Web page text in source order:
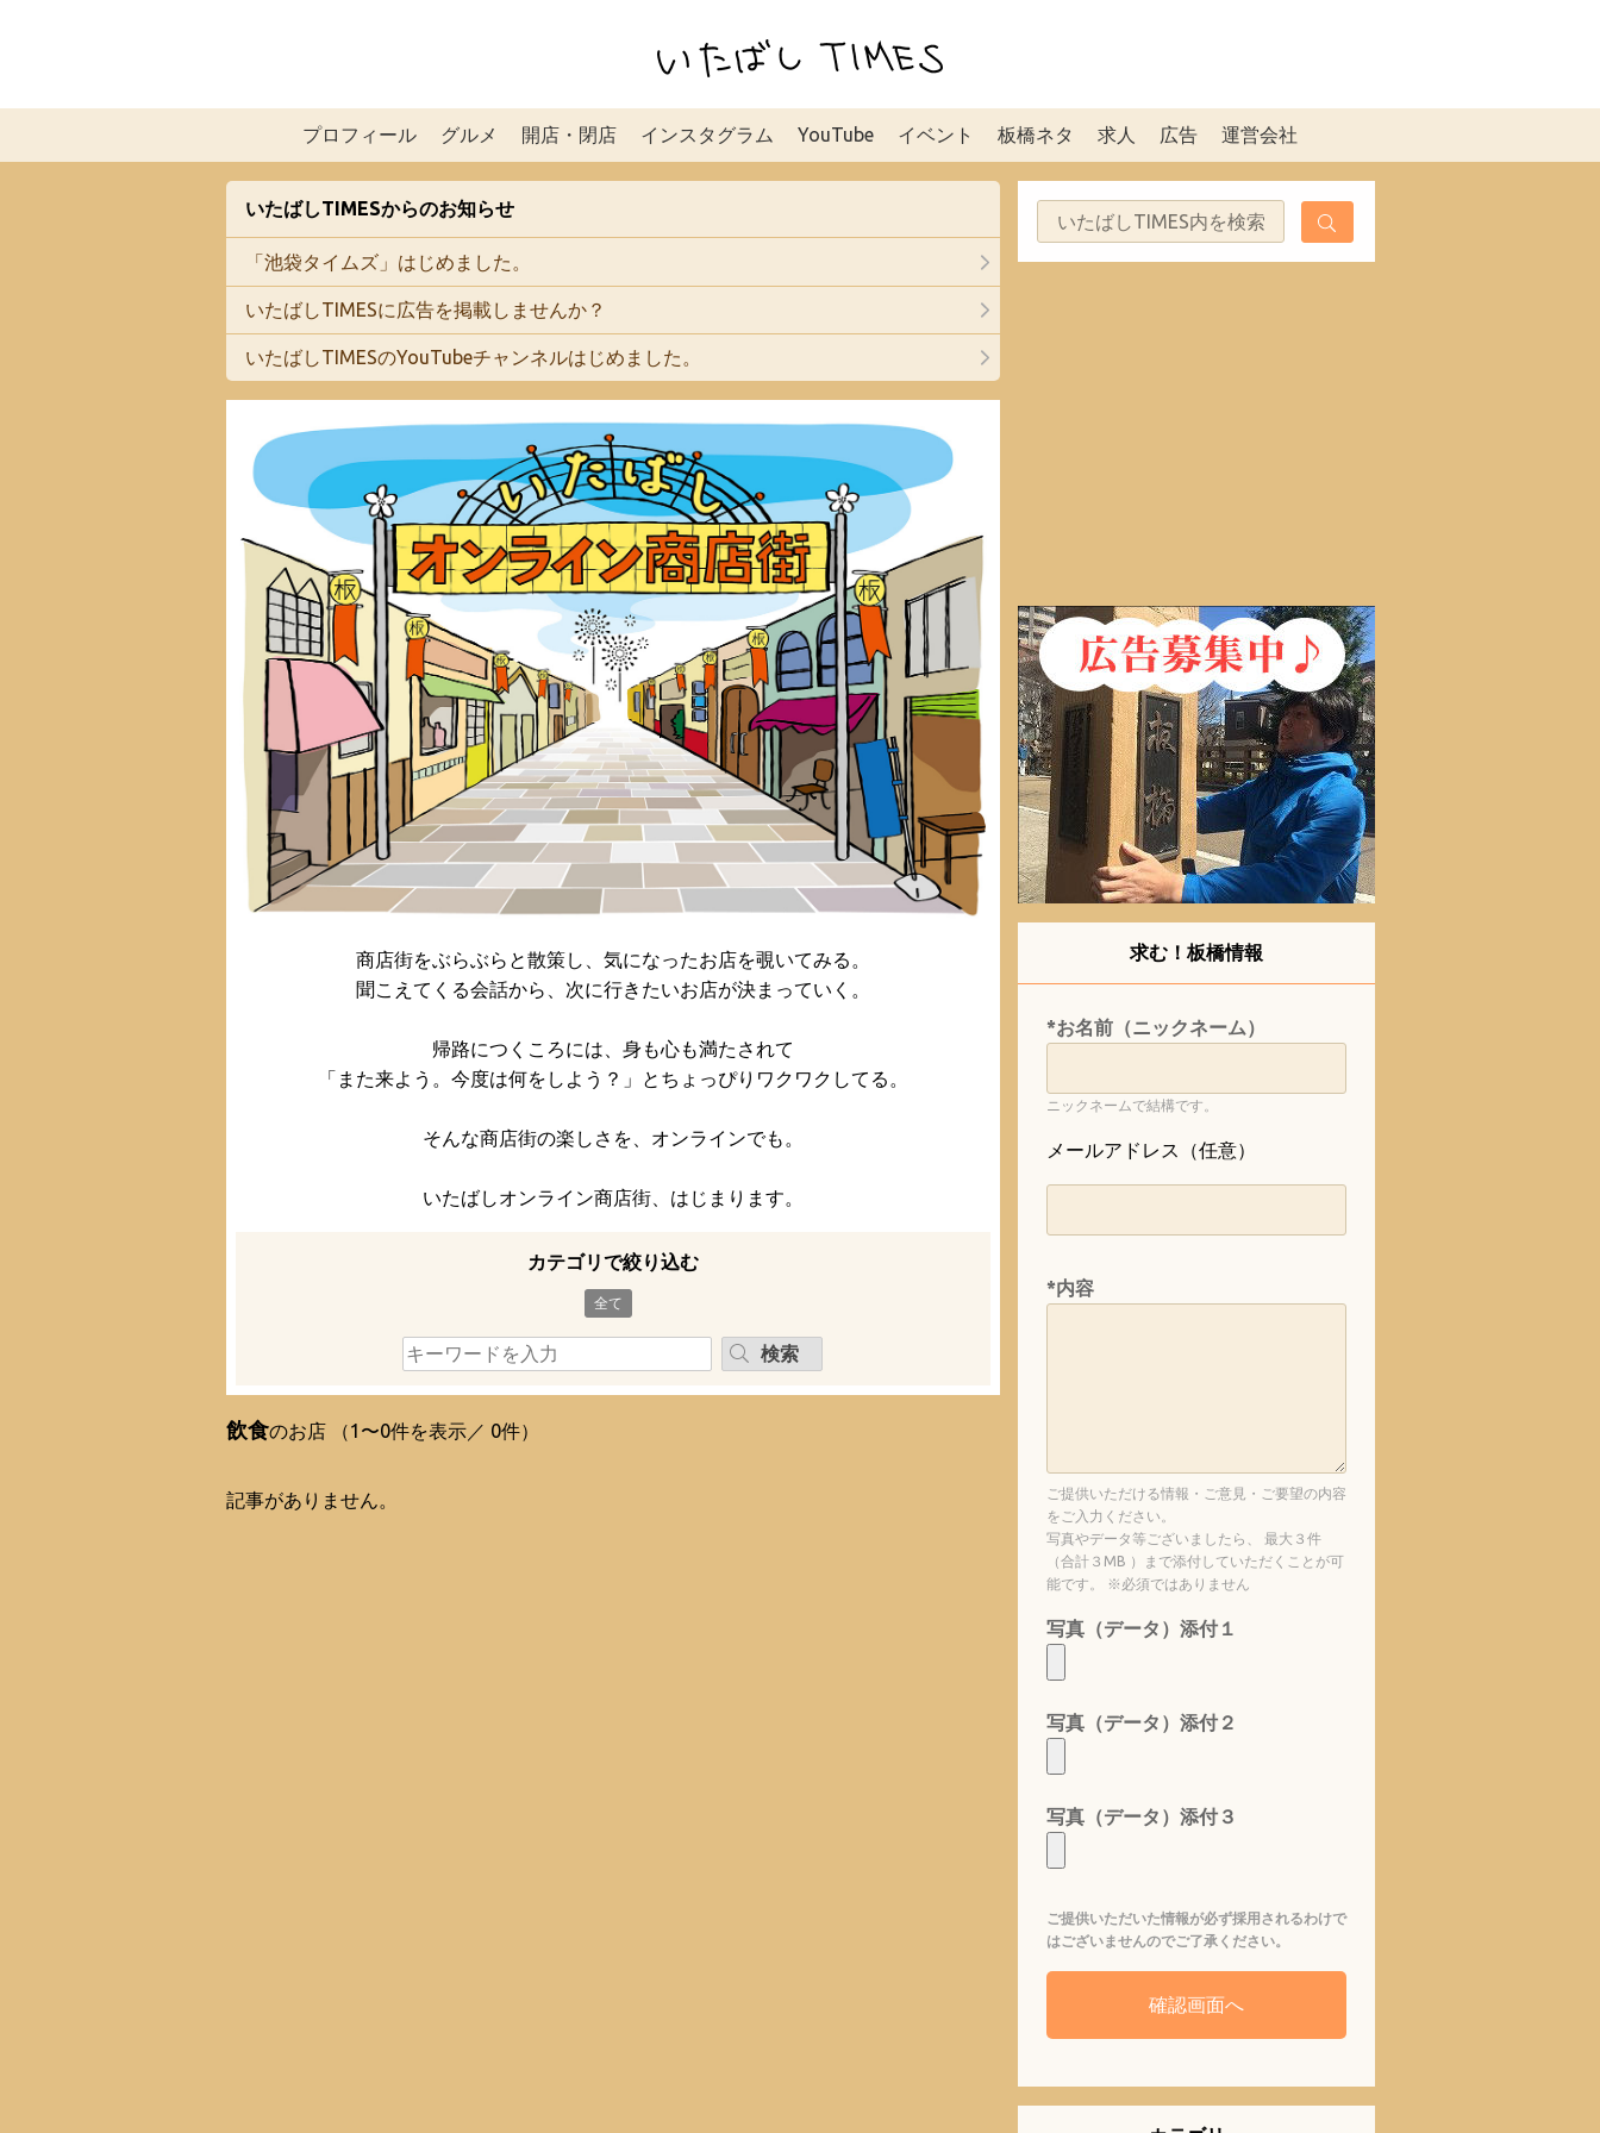
プロフィール グルメ 開店・閉店 インスタグラム YouTube イベント 板橋ネタ 求人 広告 運営会社
いたばしTIMESからのお知らせ
「池袋タイムズ」はじめました。
いたばしTIMESに広告を掲載しませんか？
いたばしTIMESのYouTubeチャンネルはじめました。
商店街をぶらぶらと散策し、気になったお店を覗いてみる。
聞こえてくる会話から、次に行きたいお店が決まっていく。
帰路につくころには、身も心も満たされて
「また来よう。今度は何をしよう？」とちょっぴりワクワクしてる。
そんな商店街の楽しさを、オンラインでも。
いたばしオンライン商店街、はじまります。
カテゴリで絞り込む
全て
検索
飲食のお店 （1〜0件を表示／ 0件）
記事がありません。
求む！板橋情報
*お名前（ニックネーム）
ニックネームで結構です。
メールアドレス（任意）
*内容
ご提供いただける情報・ご意見・ご要望の内容
をご入力ください。
写真やデータ等ございましたら、 最大３件
（合計３MB ）まで添付していただくことが可
能です。 ※必須ではありません
写真（データ）添付１
写真（データ）添付２
写真（データ）添付３
ご提供いただいた情報が必ず採用されるわけで
はございませんのでご了承ください。